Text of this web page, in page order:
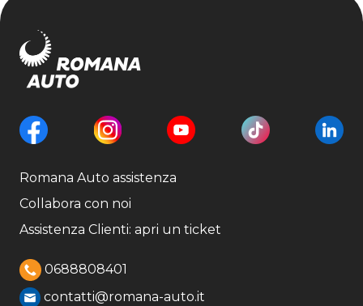
Romana Auto assistenza
Collabora con noi
Assistenza Clienti: apri un ticket
0688808401
contatti@romana-auto.it